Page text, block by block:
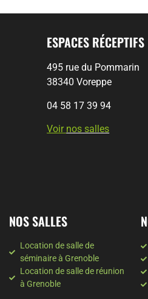
ESPACES RÉCEPTIFS
495 rue du Pommarin
38340 Voreppe
04 58 17 39 94
Voir nos salles
NOS SALLES
Location de salle de
séminaire à Grenoble
Location de salle de réunion
à Grenoble